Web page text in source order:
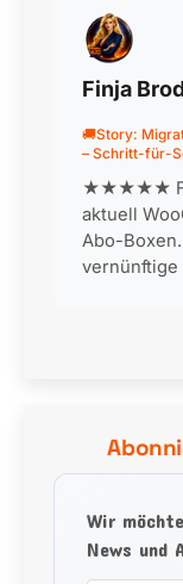
Finja
🚚Story:
– Schritt-für-
★★★★★
aktuell
Abo-
vernünftige
Wir
News und